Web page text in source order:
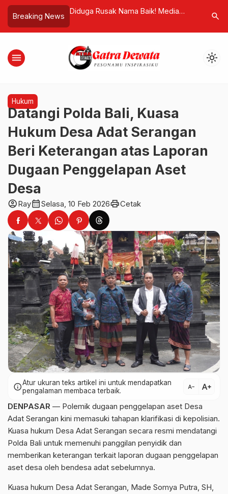
Breaking News
Kejari Denpasar
Budiman Tiang
Diduga Rusak Nama Baik! Media
Pers Wajibkan Buat Hak Jawab
260
dari Uni
search
menu light_mode
Hukum
Datangi Polda Bali, Kuasa
Hukum Desa Adat Serangan
Beri Keterangan atas Laporan
Dugaan Penggelapan Aset
Desa
account_circleRaycalendar_monthSelasa, 10 Feb 2026printCetak
infoAtur ukuran teks artikel ini untuk mendapatkan
pengalaman membaca terbaik.
text_decrease text_increase
DENPASAR — Polemik dugaan penggelapan aset Desa
Adat Serangan kini memasuki tahapan klarifikasi di kepolisian.
Kuasa hukum Desa Adat Serangan secara resmi mendatangi
Polda Bali untuk memenuhi panggilan penyidik dan
memberikan keterangan terkait laporan dugaan penggelapan
aset desa oleh bendesa adat sebelumnya.
Kuasa hukum Desa Adat Serangan, Made Somya Putra, SH,